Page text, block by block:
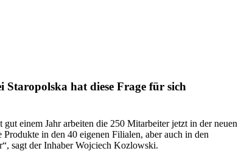
Staropolska hat diese Frage für sich
einem Jahr arbeiten die 250 Mitarbeiter jetzt in der neuen
in den 40 eigenen Filialen, aber auch in den
sagt der Inhaber Wojciech Kozlowski.